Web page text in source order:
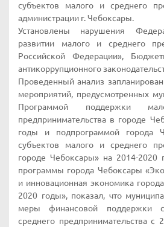
субъектов малого и среднего
администрации г. Чебоксары.
Установлены нарушения
развитии малого и среднего
Российской Федерации»,
антикоррупционного
Проведенный анализ
мероприятий, предусмотренных
Программой поддержки
предпринимательства в городе
годы и подпрограммой города
субъектов малого и среднего
городе Чебоксары» на 2014-2020
программы города Чебоксары
и инновационная экономика
2020 годы», показал, что
меры финансовой поддержки
среднего предпринимательства с